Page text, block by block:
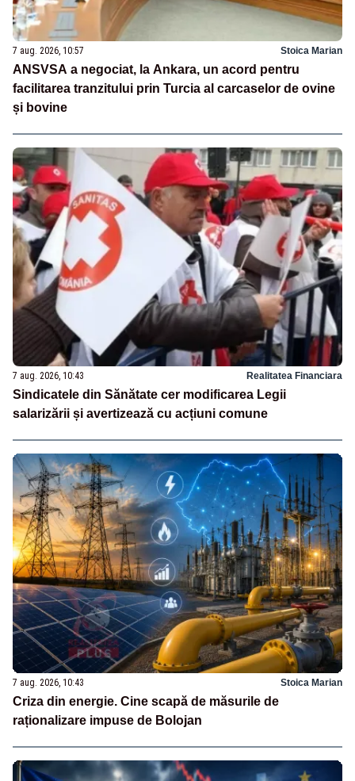
7 aug. 2026, 10:57 Stoica Marian
ANSVSA a negociat, la Ankara, un acord pentru
facilitarea tranzitului prin Turcia al carcaselor de ovine
și bovine
7 aug. 2026, 10:43 Realitatea Financiara
Sindicatele din Sănătate cer modificarea Legii
salarizării și avertizează cu acțiuni comune
7 aug. 2026, 10:43 Stoica Marian
Criza din energie. Cine scapă de măsurile de
raționalizare impuse de Bolojan